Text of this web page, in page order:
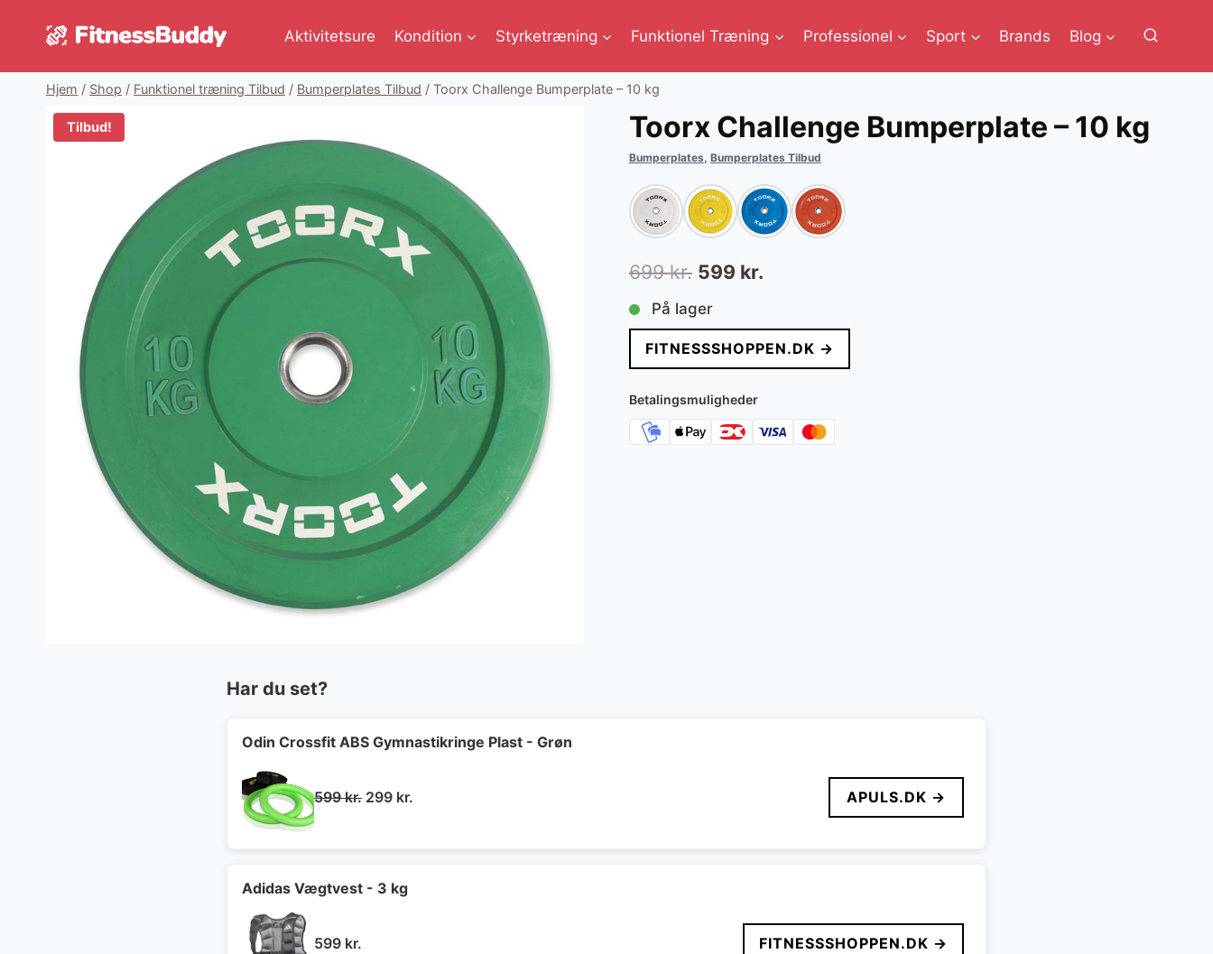
Aktivitetsure Kondition Styrketræning Funktionel Træning Professionel Sport Brands Blog
Hjem / Shop / Funktionel træning Tilbud / Bumperplates Tilbud / Toorx Challenge Bumperplate – 10 kg
Tilbud! Toorx Challenge Bumperplate – 10 kg
Bumperplates, Bumperplates Tilbud
699kr. Den
oprindelige
pris
var:
699 kr..
599 kr.Den
pris
er:
På lager
FITNESSSHOPPEN.DK →
Betalingsmuligheder
Har du set?
Odin Crossfit ABS Gymnastikringe Plast - Grøn
599kr. Den
599 kr..
299 kr. APULS.DK →
Adidas Vægtvest - 3 kg
599 kr. FITNESSSHOPPEN.DK →